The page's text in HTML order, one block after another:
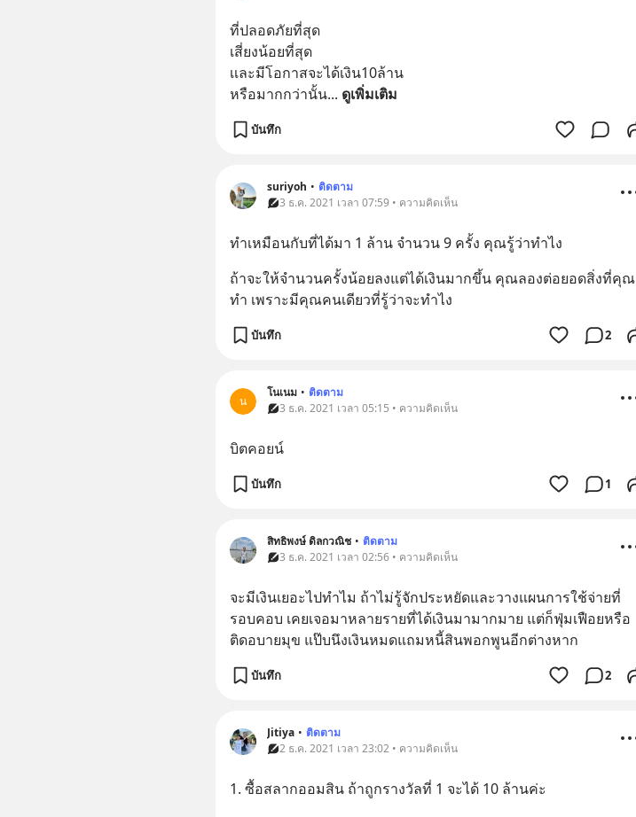
ที่ปลอดภัยที่สุด
เสี่ยงน้อยที่สุด
เเละมีโอกาสจะได้เงิน10ล้าน
หรือมากกว่านั้น... ดูเพิ่มเติม
บันทึก
suriyoh • ติดตาม
3 ธ.ค. 2021 เวลา 07:59 • ความคิดเห็น
ทำเหมือนกับที่ได้มา 1 ล้าน จำนวน 9 ครั้ง คุณรู้ว่าทำไง
ถ้าจะให้จำนวนครั้งน้อยลงแต่ได้เงินมากขึ้น คุณลองต่อยอดสิ่งที่คุณ
ทำ เพราะมีคุณคนเดียวที่รู้ว่าจะทำไง
บันทึก 2
น
โนเนม • ติดตาม
3 ธ.ค. 2021 เวลา 05:15 • ความคิดเห็น
บิตคอยน์
บันทึก 1
สิทธิพงษ์ ดิลกวณิช • ติดตาม
3 ธ.ค. 2021 เวลา 02:56 • ความคิดเห็น
จะมีเงินเยอะไปทำไม ถ้าไม่รู้จักประหยัดและวางแผนการใช้จ่ายที่
รอบคอบ เคยเจอมาหลายรายที่ได้เงินมามากมาย แต่ก็ฟุ่มเฟือยหรือ
ติดอบายมุข แป๊บนึงเงินหมดแถมหนี้สินพอกพูนอีกต่างหาก
บันทึก 2
Jitiya • ติดตาม
2 ธ.ค. 2021 เวลา 23:02 • ความคิดเห็น
1. ซื้อสลากออมสิน ถ้าถูกรางวัลที่ 1 จะได้ 10 ล้านค่ะ